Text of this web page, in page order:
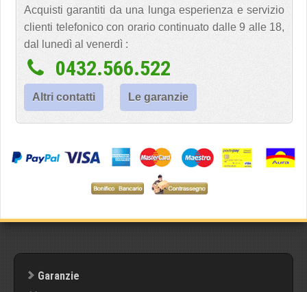
Acquisti garantiti da una lunga esperienza e servizio
clienti telefonico con orario continuato dalle 9 alle 18,
dal lunedì al venerdì :
0432.566.522
Altri contatti Le garanzie
Garanzie